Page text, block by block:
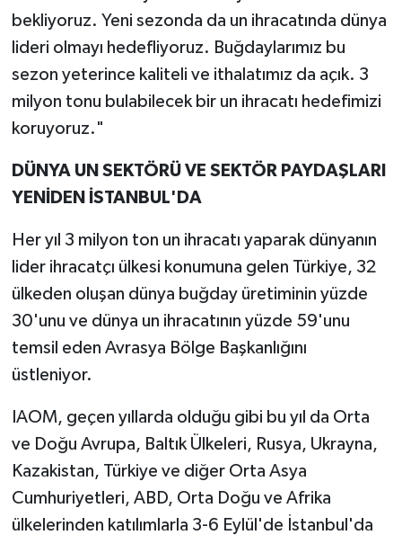
bekliyoruz. Yeni sezonda da un ihracatında dünya
lideri olmayı hedefliyoruz. Buğdaylarımız bu
sezon yeterince kaliteli ve ithalatımız da açık. 3
milyon tonu bulabilecek bir un ihracatı hedefimizi
koruyoruz."
DÜNYA UN SEKTÖRÜ VE SEKTÖR PAYDAŞLARI
YENİDEN İSTANBUL'DA
Her yıl 3 milyon ton un ihracatı yaparak dünyanın
lider ihracatçı ülkesi konumuna gelen Türkiye, 32
ülkeden oluşan dünya buğday üretiminin yüzde
30'unu ve dünya un ihracatının yüzde 59'unu
temsil eden Avrasya Bölge Başkanlığını
üstleniyor.
IAOM, geçen yıllarda olduğu gibi bu yıl da Orta
ve Doğu Avrupa, Baltık Ülkeleri, Rusya, Ukrayna,
Kazakistan, Türkiye ve diğer Orta Asya
Cumhuriyetleri, ABD, Orta Doğu ve Afrika
ülkelerinden katılımlarla 3-6 Eylül'de İstanbul'da